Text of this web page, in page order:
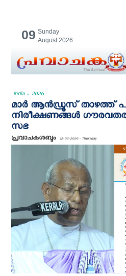
09 Sunday
August 2026
India - 2026
മാർ ആൻഡ്രൂസ് താഴത്ത്
നിരീക്ഷണങ്ങൾ
സഭ
പ്രവാചകശബ്ദം 12-02-2026 - Thursday